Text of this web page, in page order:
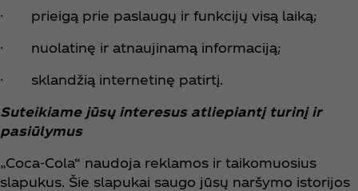
· prieigą prie paslaugų ir funkcijų visą laiką;
· nuolatinę ir atnaujinamą informaciją;
· sklandžią internetinę patirtį.
Suteikiame jūsų interesus atliepiantį turinį ir
pasiūlymus
„Coca‑Cola“ naudoja reklamos ir taikomuosius
slapukus. Šie slapukai saugo jūsų naršymo istorijos